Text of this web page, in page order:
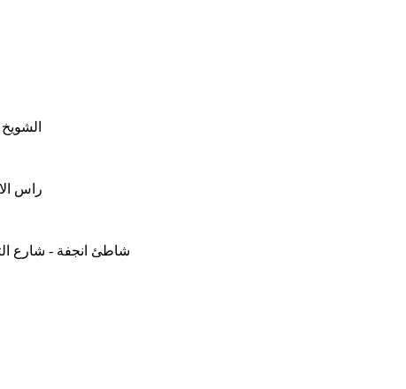
راس الارض
شاطئ انجفة - شارع التعاون - قطعه 13